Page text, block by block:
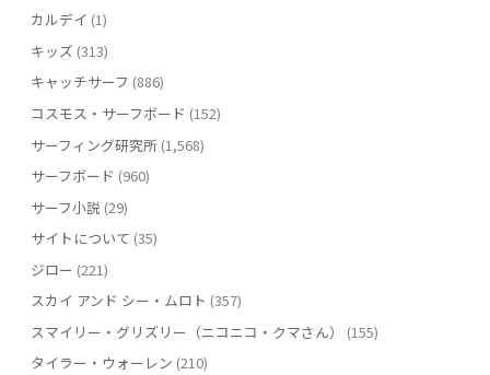
カルデイ (1)
キッズ (313)
キャッチサーフ (886)
コスモス・サーフボード (152)
サーフィング研究所(1,568)
サーフボード (960)
サーフ小説 (29)
サイトについて (35)
ジロー (221)
スカイ アンド シー・ムロト (357)
スマイリー・グリズリー（ニコニコ・クマさん）
(155)
タイラー・ウォーレン (210)